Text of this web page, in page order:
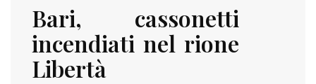
Bari, cassonetti
incendiati nel rione
Libertà